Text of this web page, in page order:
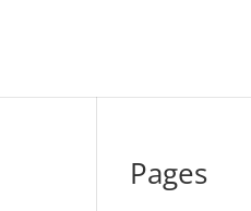
Pages